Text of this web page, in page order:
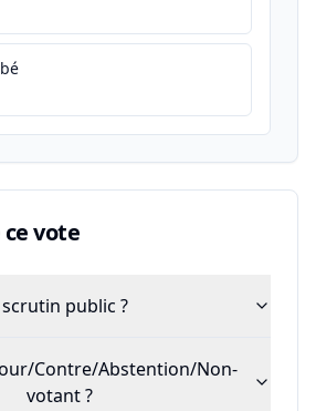
vote
public ?
Contre/Abstention/Non-
votant ?